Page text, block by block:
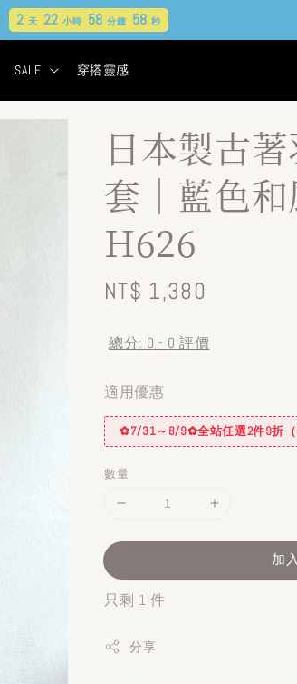
2 天 22小時 58分鐘 56秒
SALE 穿搭靈感
日本製古
套｜藍色
H626
Regular
NT$ 1,380
總分: 0 - 0 評價
適用優惠
✿7/31～8/9✿全站任選2件9折（
數量
加
只剩 1 件
分享